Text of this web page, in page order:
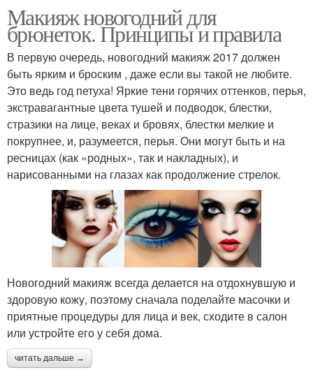
Макияж новогодний для
брюнеток. Принципы и правила
В первую очередь, новогодний макияж 2017 должен
быть ярким и броским , даже если вы такой не любите.
Это ведь год петуха! Яркие тени горячих оттенков, перья,
экстравагантные цвета тушей и подводок, блестки,
стразики на лице, веках и бровях, блестки мелкие и
покрупнее, и, разумеется, перья. Они могут быть и на
ресницах (как «родных», так и накладных), и
нарисованными на глазах как продолжение стрелок.
Новогодний макияж всегда делается на отдохнувшую и
здоровую кожу, поэтому сначала поделайте масочки и
приятные процедуры для лица и век, сходите в салон
или устройте его у себя дома.
читать дальше →